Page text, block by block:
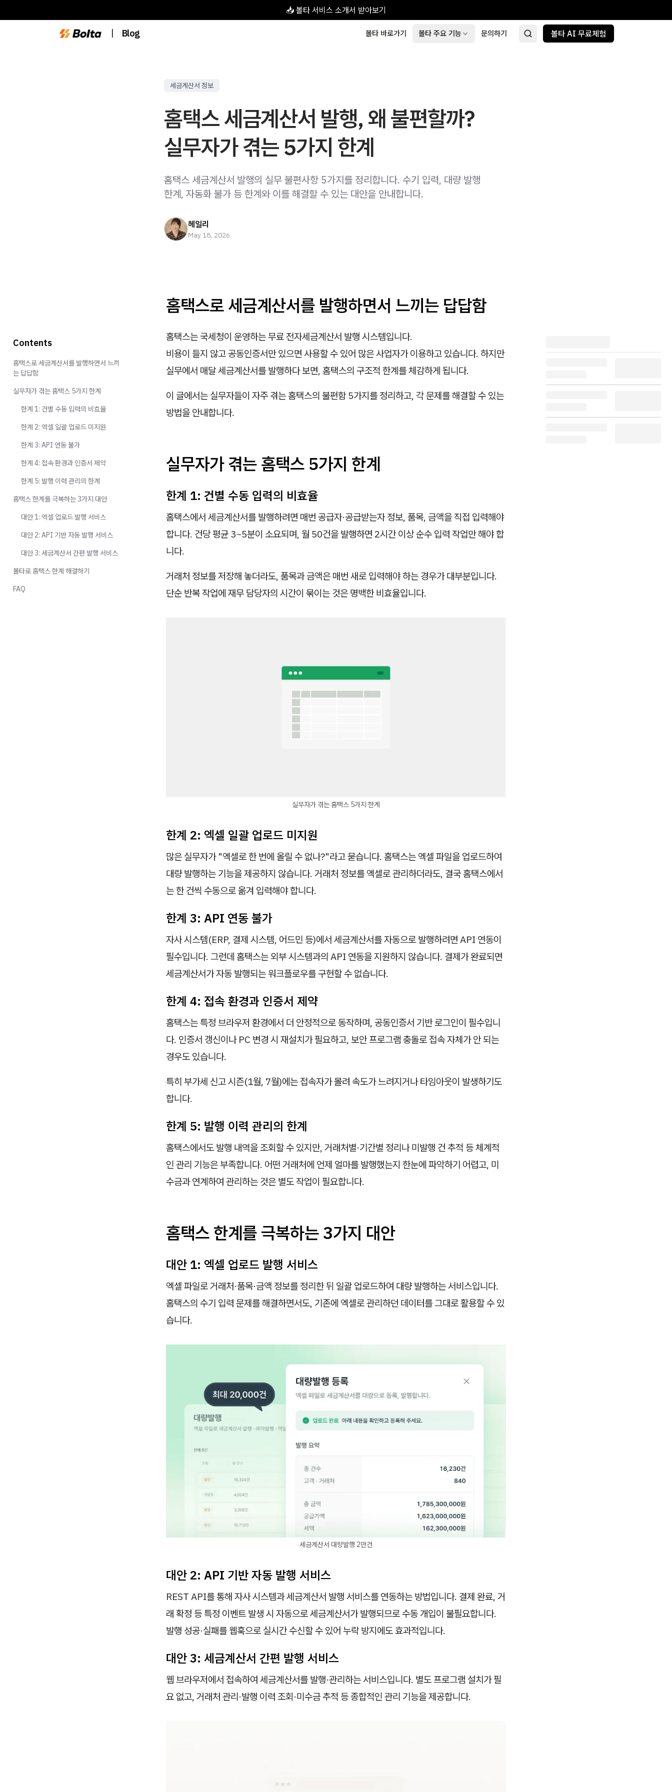
📥 볼타 서비스 소개서 받아보기
| Blog 볼타 바로가기 볼타 주요 기능 문의하기 볼타 AI 무료체험
세금계산서 정보
홈택스 세금계산서 발행, 왜 불편할까?
실무자가 겪는 5가지 한계
홈택스 세금계산서 발행의 실무 불편사항 5가지를 정리합니다. 수기 입력, 대량 발행
한계, 자동화 불가 등 한계와 이를 해결할 수 있는 대안을 안내합니다.
헤일리
May 18, 2026
홈택스로 세금계산서를 발행하면서 느끼는 답답함
홈택스는 국세청이 운영하는 무료 전자세금계산서 발행 시스템입니다.
비용이 들지 않고 공동인증서만 있으면 사용할 수 있어 많은 사업자가 이용하고 있습니다. 하지만
실무에서 매달 세금계산서를 발행하다 보면, 홈택스의 구조적 한계를 체감하게 됩니다.
이 글에서는 실무자들이 자주 겪는 홈택스의 불편함 5가지를 정리하고, 각 문제를 해결할 수 있는
방법을 안내합니다.
실무자가 겪는 홈택스 5가지 한계
한계 1: 건별 수동 입력의 비효율
홈택스에서 세금계산서를 발행하려면 매번 공급자·공급받는자 정보, 품목, 금액을 직접 입력해야
합니다. 건당 평균 3~5분이 소요되며, 월 50건을 발행하면 2시간 이상 순수 입력 작업만 해야 합
니다.
거래처 정보를 저장해 놓더라도, 품목과 금액은 매번 새로 입력해야 하는 경우가 대부분입니다.
단순 반복 작업에 재무 담당자의 시간이 묶이는 것은 명백한 비효율입니다.
실무자가 겪는 홈택스 5가지 한계
한계 2: 엑셀 일괄 업로드 미지원
많은 실무자가 "엑셀로 한 번에 올릴 수 없나?"라고 묻습니다. 홈택스는 엑셀 파일을 업로드하여
대량 발행하는 기능을 제공하지 않습니다. 거래처 정보를 엑셀로 관리하더라도, 결국 홈택스에서
는 한 건씩 수동으로 옮겨 입력해야 합니다.
한계 3: API 연동 불가
자사 시스템(ERP, 결제 시스템, 어드민 등)에서 세금계산서를 자동으로 발행하려면 API 연동이
필수입니다. 그런데 홈택스는 외부 시스템과의 API 연동을 지원하지 않습니다. 결제가 완료되면
세금계산서가 자동 발행되는 워크플로우를 구현할 수 없습니다.
한계 4: 접속 환경과 인증서 제약
홈택스는 특정 브라우저 환경에서 더 안정적으로 동작하며, 공동인증서 기반 로그인이 필수입니
다. 인증서 갱신이나 PC 변경 시 재설치가 필요하고, 보안 프로그램 충돌로 접속 자체가 안 되는
경우도 있습니다.
특히 부가세 신고 시즌(1월, 7월)에는 접속자가 몰려 속도가 느려지거나 타임아웃이 발생하기도
합니다.
한계 5: 발행 이력 관리의 한계
홈택스에서도 발행 내역을 조회할 수 있지만, 거래처별·기간별 정리나 미발행 건 추적 등 체계적
인 관리 기능은 부족합니다. 어떤 거래처에 언제 얼마를 발행했는지 한눈에 파악하기 어렵고, 미
수금과 연계하여 관리하는 것은 별도 작업이 필요합니다.
홈택스 한계를 극복하는 3가지 대안
대안 1: 엑셀 업로드 발행 서비스
엑셀 파일로 거래처·품목·금액 정보를 정리한 뒤 일괄 업로드하여 대량 발행하는 서비스입니다.
홈택스의 수기 입력 문제를 해결하면서도, 기존에 엑셀로 관리하던 데이터를 그대로 활용할 수 있
습니다.
세금계산서 대량발행 2만건
대안 2: API 기반 자동 발행 서비스
REST API를 통해 자사 시스템과 세금계산서 발행 서비스를 연동하는 방법입니다. 결제 완료, 거
래 확정 등 특정 이벤트 발생 시 자동으로 세금계산서가 발행되므로 수동 개입이 불필요합니다.
발행 성공·실패를 웹훅으로 실시간 수신할 수 있어 누락 방지에도 효과적입니다.
대안 3: 세금계산서 간편 발행 서비스
웹 브라우저에서 접속하여 세금계산서를 발행·관리하는 서비스입니다. 별도 프로그램 설치가 필
요 없고, 거래처 관리·발행 이력 조회·미수금 추적 등 종합적인 관리 기능을 제공합니다.
Contents
홈택스로 세금계산서를 발행하면서 느끼
는 답답함
실무자가 겪는 홈택스 5가지 한계
한계 1: 건별 수동 입력의 비효율
한계 2: 엑셀 일괄 업로드 미지원
한계 3: API 연동 불가
한계 4: 접속 환경과 인증서 제약
한계 5: 발행 이력 관리의 한계
홈택스 한계를 극복하는 3가지 대안
대안 1: 엑셀 업로드 발행 서비스
대안 2: API 기반 자동 발행 서비스
대안 3: 세금계산서 간편 발행 서비스
볼타로 홈택스 한계 해결하기
FAQ